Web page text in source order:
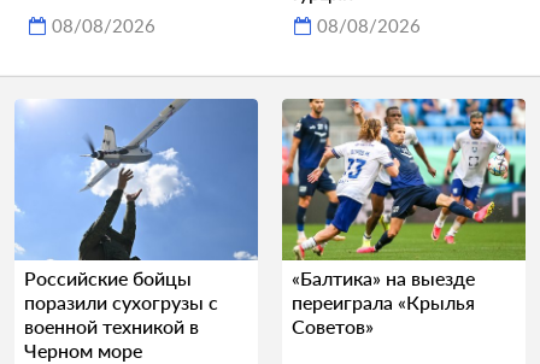
08/08/2026 08/08/2026
Российские бойцы
поразили сухогрузы с
военной техникой в
Черном море
«Балтика» на выезде
переиграла «Крылья
Советов»